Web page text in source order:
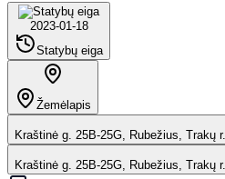
2023-01-18
Statybų eiga
Žemėlapis
Kraštinė g. 25B-25G, Rubežius, Trakų r.
Kraštinė g. 25B-25G, Rubežius, Trakų r.